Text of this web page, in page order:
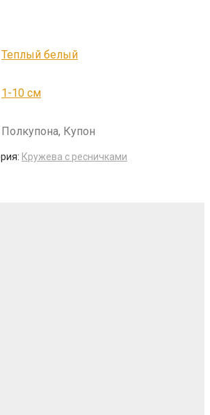
Теплый белый
1-10 см
Полкупона, Купон
Кружева с ресничками